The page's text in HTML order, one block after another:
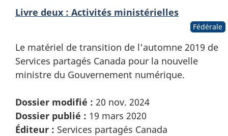
Livre deux : Activités ministérielles
Fédérale
Le matériel de transition de l'automne 2019 de
Services partagés Canada pour la nouvelle
ministre du Gouvernement numérique.
Dossier modifié : 20 nov. 2024
Dossier publié : 19 mars 2020
Éditeur : Services partagés Canada